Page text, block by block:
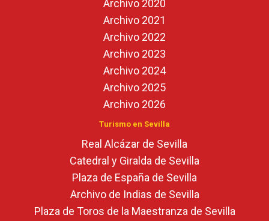
Archivo 2020
Archivo 2021
Archivo 2022
Archivo 2023
Archivo 2024
Archivo 2025
Archivo 2026
Turismo en Sevilla
Real Alcázar de Sevilla
Catedral y Giralda de Sevilla
Plaza de España de Sevilla
Archivo de Indias de Sevilla
Plaza de Toros de la Maestranza de Sevilla